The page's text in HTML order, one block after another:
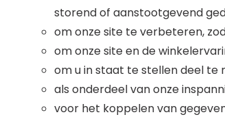
storend of aanstootgevend
om onze site te verbeteren,
om onze site en de
om u in staat te stellen deel te
als onderdeel van onze
voor het koppelen van